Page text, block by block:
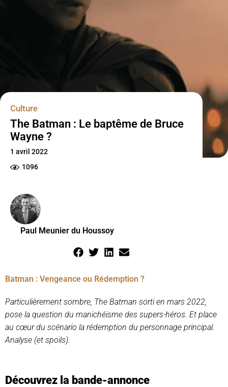
Culture
The Batman : Le baptême de Bruce
Wayne ?
1 avril 2022
1096
Paul Meunier du Houssoy
Batman : Vengeance ou Rédemption ?
Particulièrement sombre, The Batman sorti en mars 2022,
pose la question du manichéisme des supers-héros. Et place
au cœur du scénario la rédemption du personnage principal.
Analyse (et spoils).
Découvrez la bande-annonce